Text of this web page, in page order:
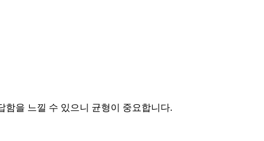
함을 느낄 수 있으니 균형이 중요합니다.